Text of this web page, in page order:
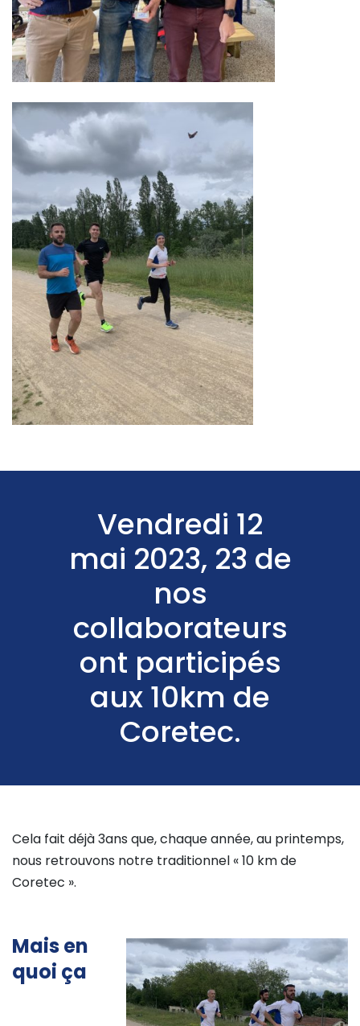
Vendredi 12
mai 2023, 23 de
nos
collaborateurs
ont participés
aux 10km de
Coretec.
Cela fait déjà 3ans que, chaque année, au printemps,
nous retrouvons notre traditionnel « 10 km de
Coretec ».
Mais en
quoi ça